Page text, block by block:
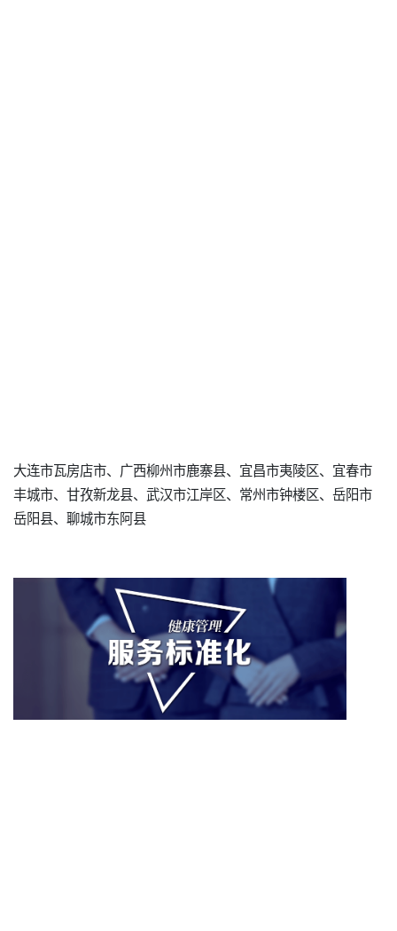
大连市瓦房店市、广西柳州市鹿寨县、宜昌市夷陵区、宜春市
丰城市、甘孜新龙县、武汉市江岸区、常州市钟楼区、岳阳市
岳阳县、聊城市东阿县